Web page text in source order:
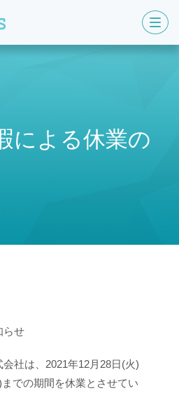
による休業の
らせ
社は、2021年12月28日(火)
での期間を休業とさせてい